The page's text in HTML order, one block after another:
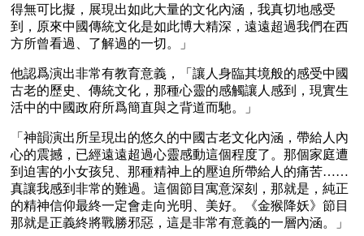
得無可比擬，展現出如此大量的文化內涵，我真切地感受
到，原來中國傳統文化是如此博大精深，遠遠超過我們在西
方所曾看過、了解過的一切。」
他認爲演出非常有教育意義，「讓人身臨其境般的感受中國
古老的歷史、傳統文化，那種心靈的感觸讓人感到，現實生
活中的中國政府所爲簡直與之背道而馳。」
「神韻演出所呈現出的悠久的中國古老文化內涵，帶給人內
心的震撼，已經遠遠超過心靈感動這個程度了。那個家庭遭
到迫害的小女孩兒、那種精神上的壓迫所帶給人的痛苦……
真讓我感到非常的難過。這個節目寓意深刻，那就是，純正
的精神信仰最終一定會走向光明、美好。《金猴降妖》節目
那就是正義終將戰勝邪惡，這是非常有意義的一層內涵。」